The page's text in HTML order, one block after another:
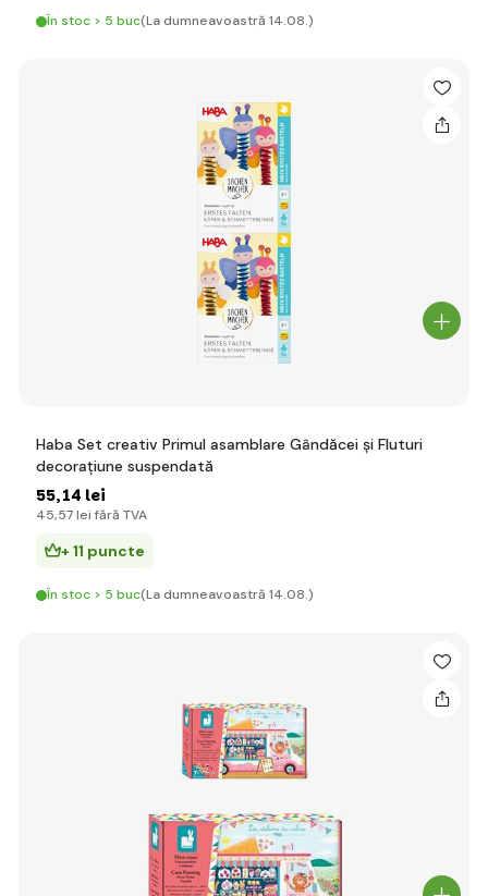
În stoc > 5 buc(La dumneavoastră 14.08.)
Haba Set creativ Primul asamblare Gândăcei și Fluturi
decorațiune suspendată
55,14 lei
45,57 lei fără TVA
+ 11 puncte
În stoc > 5 buc(La dumneavoastră 14.08.)